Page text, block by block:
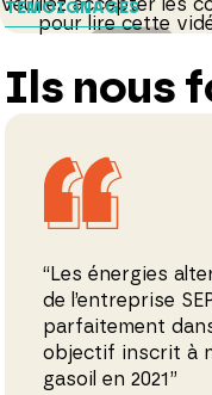
Veuillez accepter les
pour lire cette
TÉMOIGNAGES
Ils nous
“Les énergies
de l’entreprise
parfaitement
objectif inscrit à
gasoil en 2021”